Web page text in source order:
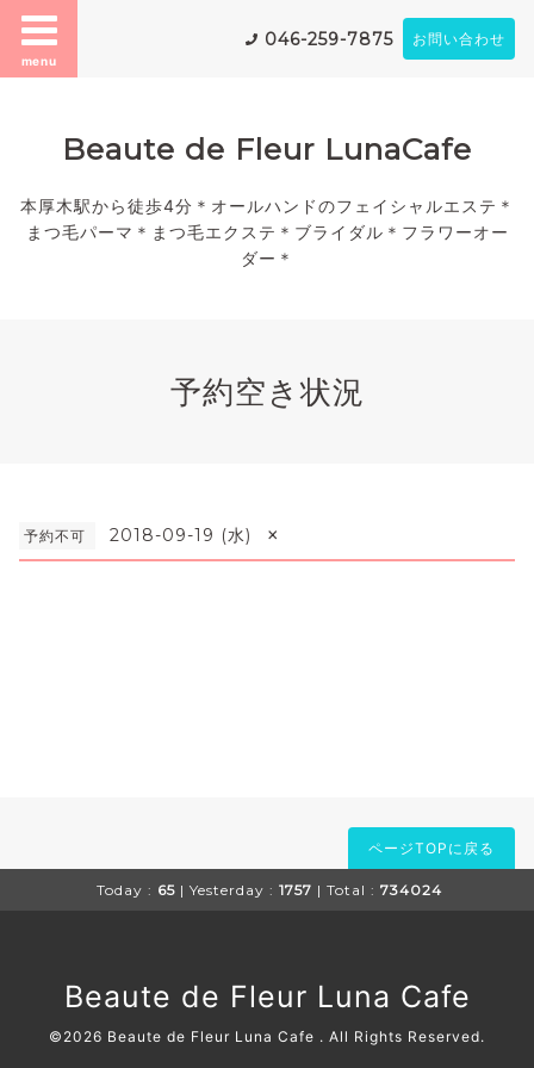
menu
046-259-7875 お問い合わせ
Beaute de Fleur LunaCafe
本厚木駅から徒歩4分＊オールハンドのフェイシャルエステ＊
まつ毛パーマ＊まつ毛エクステ＊ブライダル＊フラワーオー
ダー＊
予約空き状況
予約不可 2018-09-19 (水) ×
ページTOPに戻る
Today : 65 | Yesterday : 1757 | Total : 734024
Beaute de Fleur Luna Cafe
©2026 Beaute de Fleur Luna Cafe . All Rights Reserved.